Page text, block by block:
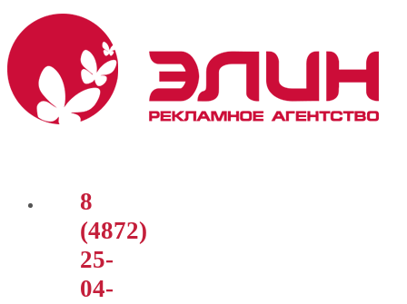
8
(4872)
25-
04-